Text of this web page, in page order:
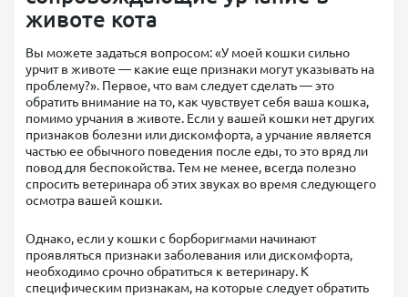
животе кота
Вы можете задаться вопросом: «У моей кошки сильно
урчит в животе — какие еще признаки могут указывать на
проблему?». Первое, что вам следует сделать — это
обратить внимание на то, как чувствует себя ваша кошка,
помимо урчания в животе. Если у вашей кошки нет других
признаков болезни или дискомфорта, а урчание является
частью ее обычного поведения после еды, то это вряд ли
повод для беспокойства. Тем не менее, всегда полезно
спросить ветеринара об этих звуках во время следующего
осмотра вашей кошки.
Однако, если у кошки с борборигмами начинают
проявляться признаки заболевания или дискомфорта,
необходимо срочно обратиться к ветеринару. К
специфическим признакам, на которые следует обратить